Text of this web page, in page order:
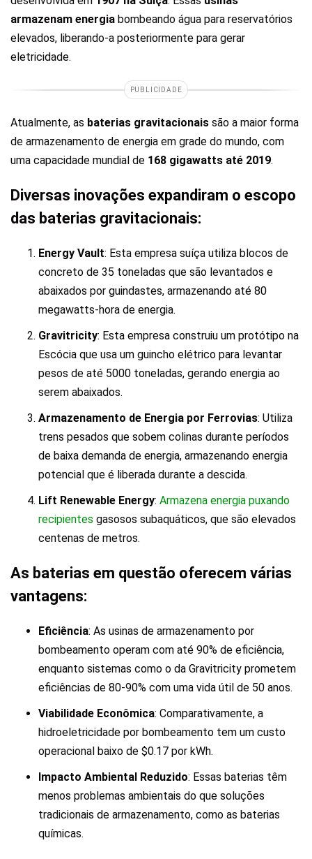
armazenam energia bombeando água para reservatórios
elevados, liberando-a posteriormente para gerar
eletricidade.
PUBLICIDADE
Atualmente, as baterias gravitacionais são a maior forma
de armazenamento de energia em grade do mundo, com
uma capacidade mundial de 168 gigawatts até 2019.
Diversas inovações expandiram o escopo
das baterias gravitacionais:
Energy Vault: Esta empresa suíça utiliza blocos de
concreto de 35 toneladas que são levantados e
abaixados por guindastes, armazenando até 80
megawatts-hora de energia​.
Gravitricity: Esta empresa construiu um protótipo na
Escócia que usa um guincho elétrico para levantar
pesos de até 5000 toneladas, gerando energia ao
serem abaixados.
Armazenamento de Energia por Ferrovias: Utiliza
trens pesados que sobem colinas durante períodos
de baixa demanda de energia, armazenando energia
potencial que é liberada durante a descida.
Lift Renewable Energy: Armazena energia puxando
recipientes gasosos subaquáticos, que são elevados
centenas de metros.
As baterias em questão oferecem várias
vantagens:
Eficiência: As usinas de armazenamento por
bombeamento operam com até 90% de eficiência,
enquanto sistemas como o da Gravitricity prometem
eficiências de 80-90% com uma vida útil de 50 anos.
Viabilidade Econômica: Comparativamente, a
hidroeletricidade por bombeamento tem um custo
operacional baixo de $0.17 por kWh.
Impacto Ambiental Reduzido: Essas baterias têm
menos problemas ambientais do que soluções
tradicionais de armazenamento, como as baterias
químicas.